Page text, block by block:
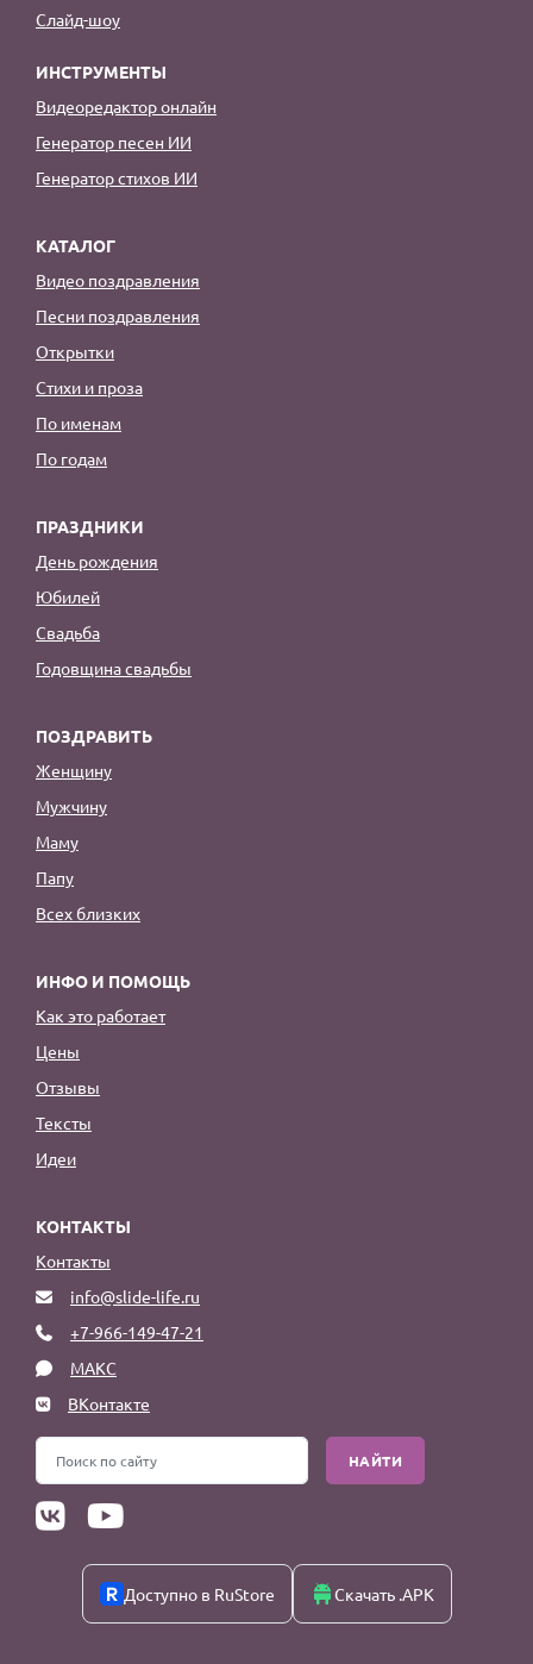
Слайд-шоу
ИНСТРУМЕНТЫ
Видеоредактор онлайн
Генератор песен ИИ
Генератор стихов ИИ
КАТАЛОГ
Видео поздравления
Песни поздравления
Открытки
Стихи и проза
По именам
По годам
ПРАЗДНИКИ
День рождения
Юбилей
Свадьба
Годовщина свадьбы
ПОЗДРАВИТЬ
Женщину
Мужчину
Маму
Папу
Всех близких
ИНФО И ПОМОЩЬ
Как это работает
Цены
Отзывы
Тексты
Идеи
КОНТАКТЫ
Контакты
info@slide-life.ru
+7-966-149-47-21
МАКС
ВКонтакте
НАЙТИ
Доступно в RuStore Скачать .APK